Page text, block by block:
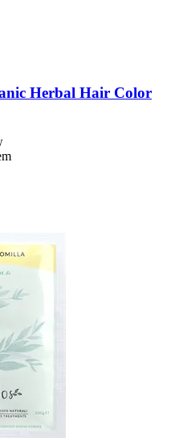
Herbal Hair Color